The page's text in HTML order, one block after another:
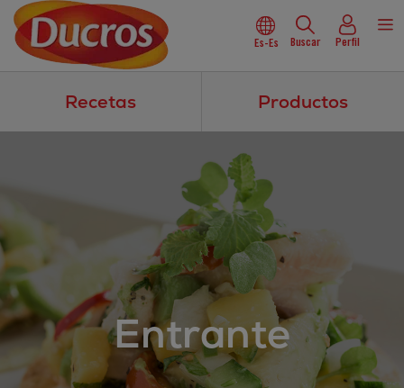
Es-Es Buscar Perfil
Recetas Productos
Entrante